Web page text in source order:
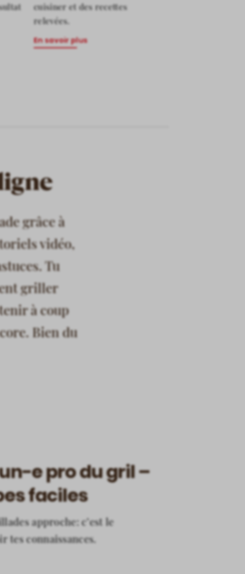
cuisiner et des recettes
relevées.
En savoir plus
grâce à
vidéo,
Tu
griller
à coup
Bien du
e pro du gril –
faciles
approche: c’est le
tes connaissances.